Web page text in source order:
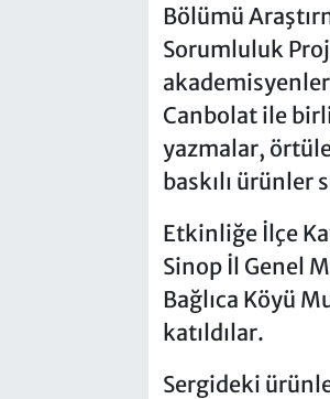
Bölümü
Sorumluluk
Canbolat ile
yazmalar,
baskılı ürünler
Etkinliğe İlçe
Sinop İl Genel
Bağlıca Köyü
katıldılar.
Sergideki